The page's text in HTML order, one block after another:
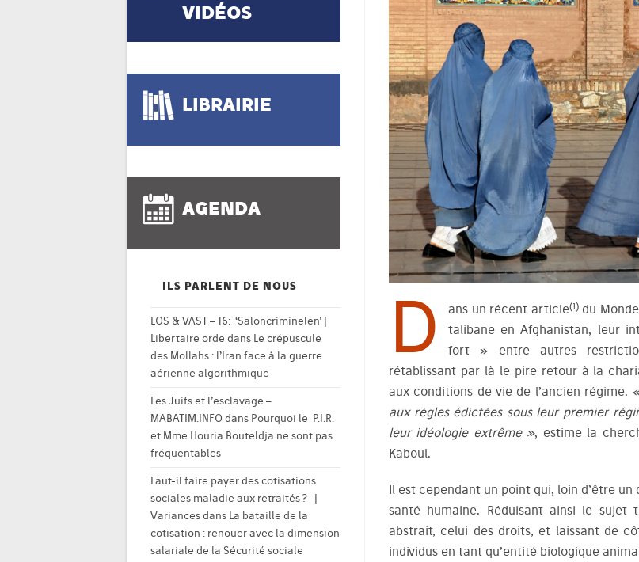
D ans un récent article(1)du
talibane en Afghanistan, leur
fort » entre autres
rétablissant par là le pire retour à la
aux conditions de vie de l’ancien régime.
aux règles édictées sous leur premier
leur idéologie extrême », estime la
Kaboul.
Il est cependant un point qui, loin d’être un
santé humaine. Réduisant ainsi le
abstrait, celui des droits, et laissant de
individus en tant qu’entité biologique
VIDÉOS
LIBRAIRIE
AGENDA
ILS PARLENT DE NOUS
LOS & VAST – 16: ‘Saloncriminelen’ |
Libertaire orde dans Le crépuscule
des Mollahs : l’Iran face à la guerre
aérienne algorithmique
Les Juifs et l’esclavage –
MABATIM.INFO dans Pourquoi le P.I.R.
et Mme Houria Bouteldja ne sont pas
fréquentables
Faut-il faire payer des cotisations
sociales maladie aux retraités ? |
Variancesdans La bataille de la
cotisation : renouer avec la dimension
salariale de la Sécurité sociale